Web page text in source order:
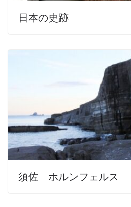
日本の史跡
須佐 ホルンフェルス